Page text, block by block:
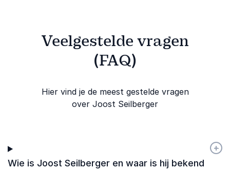
Veelgestelde vragen
(FAQ)
Hier vind je de meest gestelde vragen
over Joost Seilberger
Wie is Joost Seilberger en waar is hij bekend
+
-